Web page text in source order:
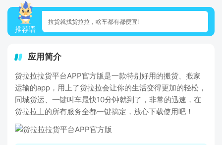
推荐语
拉货就找货拉拉，啥车都有都便宜!
应用简介
货拉拉拉货平台APP官方版是一款特别好用的搬货、搬家
运输的app，用上了货拉拉会让你的生活变得更加的轻松，
同城货运、一键叫车最快10分钟就到了，非常的迅速，在
货拉拉上的所有服务全都一键搞定，放心下载使用吧！